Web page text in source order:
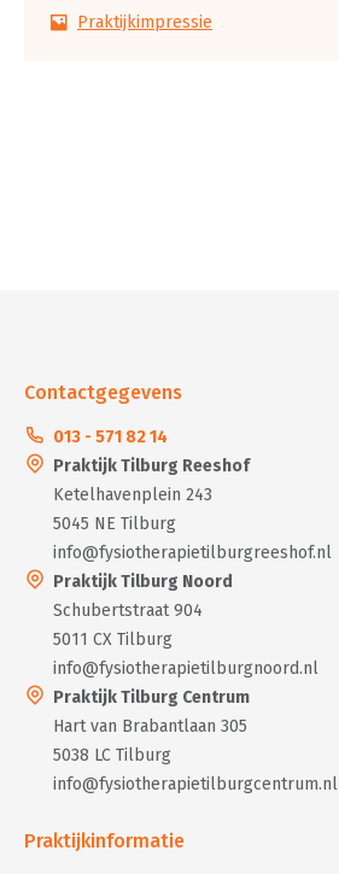
Praktijkimpressie
Contactgegevens
013 - 571 82 14
Praktijk Tilburg Reeshof
Ketelhavenplein 243
5045 NE Tilburg
info@fysiotherapietilburgreeshof.nl
Praktijk Tilburg Noord
Schubertstraat 904
5011 CX Tilburg
info@fysiotherapietilburgnoord.nl
Praktijk Tilburg Centrum
Hart van Brabantlaan 305
5038 LC Tilburg
info@fysiotherapietilburgcentrum.nl
Praktijkinformatie